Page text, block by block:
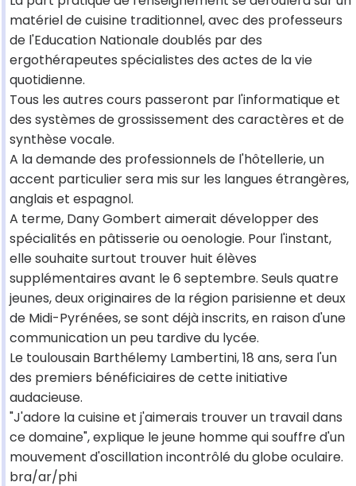
matériel de cuisine traditionnel, avec des professeurs
de l'Education Nationale doublés par des
ergothérapeutes spécialistes des actes de la vie
quotidienne.
Tous les autres cours passeront par l'informatique et
des systèmes de grossissement des caractères et de
synthèse vocale.
A la demande des professionnels de l'hôtellerie, un
accent particulier sera mis sur les langues étrangères,
anglais et espagnol.
A terme, Dany Gombert aimerait développer des
spécialités en pâtisserie ou oenologie. Pour l'instant,
elle souhaite surtout trouver huit élèves
supplémentaires avant le 6 septembre. Seuls quatre
jeunes, deux originaires de la région parisienne et deux
de Midi-Pyrénées, se sont déjà inscrits, en raison d'une
communication un peu tardive du lycée.
Le toulousain Barthélemy Lambertini, 18 ans, sera l'un
des premiers bénéficiaires de cette initiative
audacieuse.
"J'adore la cuisine et j'aimerais trouver un travail dans
ce domaine", explique le jeune homme qui souffre d'un
mouvement d'oscillation incontrôlé du globe oculaire.
bra/ar/phi